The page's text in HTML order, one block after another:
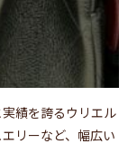
績を誇るウリエル
リーなど、幅広い